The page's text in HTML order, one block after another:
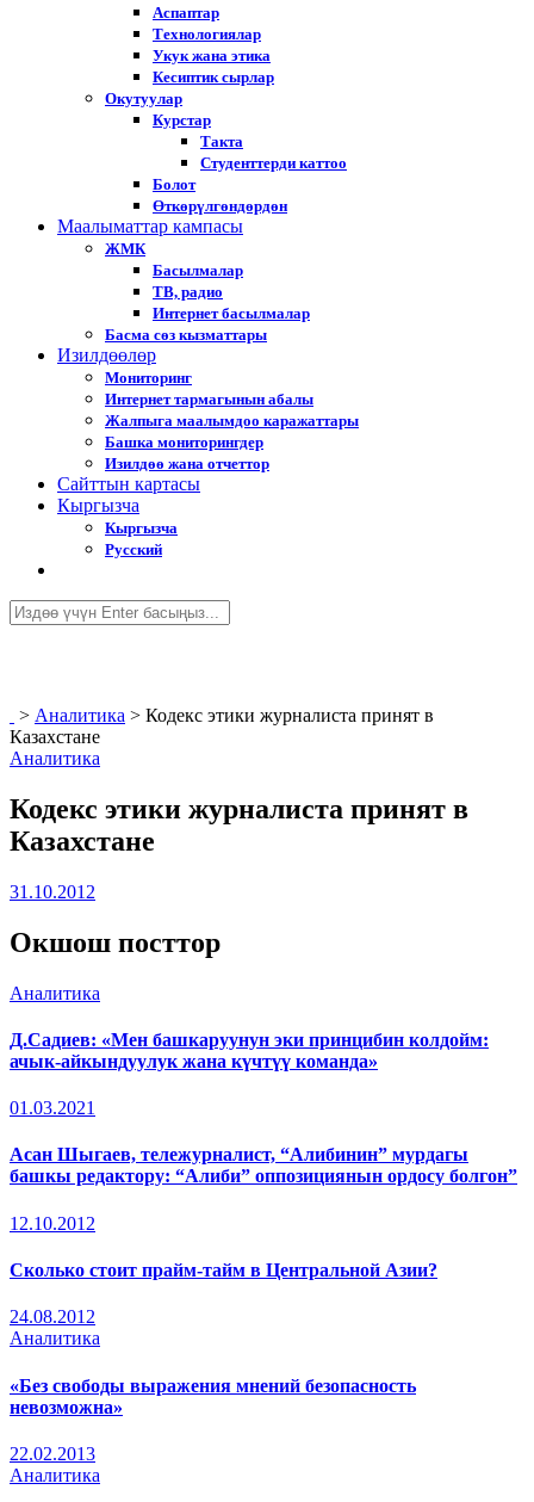
Аспаптар
Технологиялар
Укук жана этика
Кесиптик сырлар
Окутуулар
Курстар
Такта
Студенттерди каттоо
Болот
Өткөрүлгөндөрдөн
Маалыматтар кампасы
ЖМК
Басылмалар
ТВ, радио
Интернет басылмалар
Басма сөз кызматтары
Изилдөөлөр
Мониторинг
Интернет тармагынын абалы
Жалпыга маалымдоо каражаттары
Башка мониторингдер
Изилдөө жана отчеттор
Cайттын картасы
Кыргызча
Кыргызча
Русский
> Аналитика > Кодекс этики журналиста принят в
Казахстане
Аналитика
Кодекс этики журналиста принят в
Казахстане
31.10.2012
Окшош посттор
Аналитика
Д.Садиев: «Мен башкаруунун эки принцибин колдойм:
ачык-айкындуулук жана күчтүү команда»
01.03.2021
Асан Шыгаев, тележурналист, “Алибинин” мурдагы
башкы редактору: “Алиби” оппозициянын ордосу болгон”
12.10.2012
Сколько стоит прайм-тайм в Центральной Азии?
24.08.2012
Аналитика
«Без свободы выражения мнений безопасность
невозможна»
22.02.2013
Аналитика